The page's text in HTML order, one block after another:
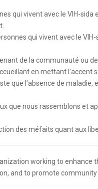
qui vivent avec le VIH-
qui vivent avec le
de la communauté ou
en mettant l’accent
que l’absence de
que nous rassemblons et
des méfaits quant aux
working to
and to promote